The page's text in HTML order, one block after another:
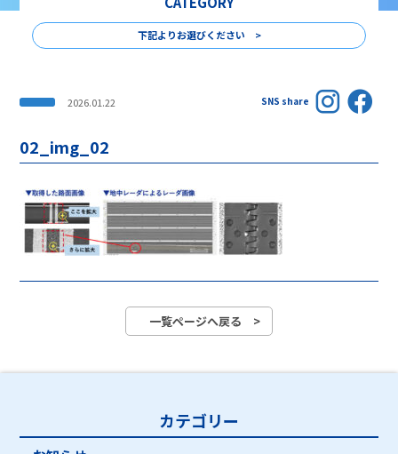
下記よりお選びください >
2026.01.22 SNS share
02_img_02
一覧ページへ戻る >
カテゴリー